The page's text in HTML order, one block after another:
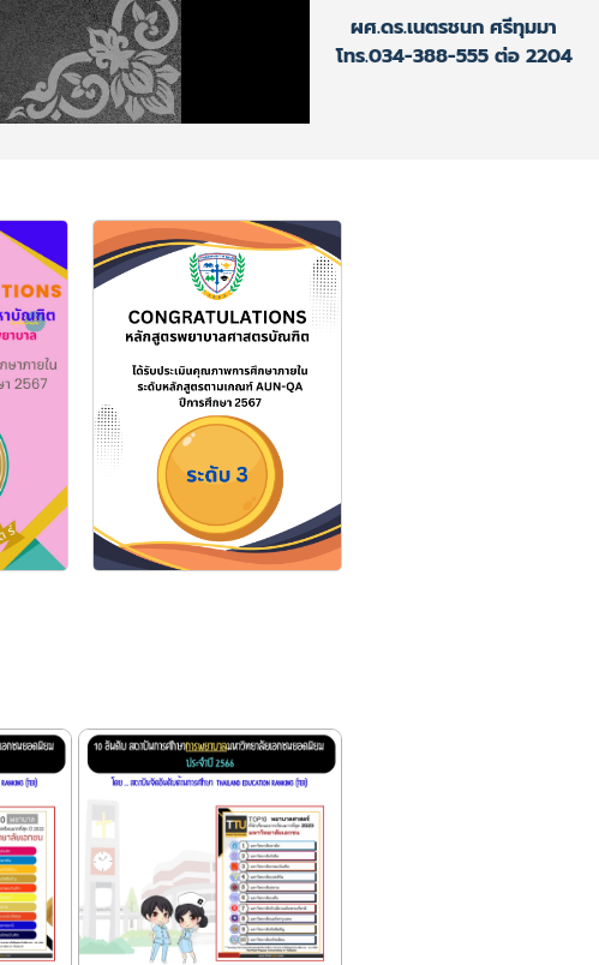
ผศ.ดร.เนตรชนก ศรีทุมมา
โทร.034-388-555 ต่อ 2204